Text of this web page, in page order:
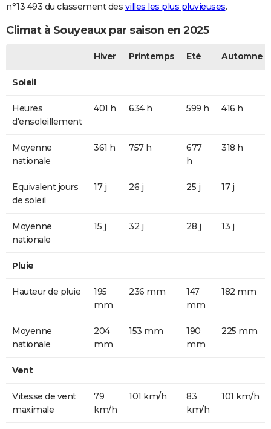
n°13 493 du classement des villes les plus pluvieuses.
Climat à Souyeaux par saison en 2025
Hiver Printemps Eté Automne
Soleil
Heures
d'ensoleillement
401 h 634 h 599 h 416 h
Moyenne
nationale
361 h 757 h
677
h
318 h
Equivalent jours
de soleil
17 j 26 j 25 j 17 j
Moyenne
nationale
15 j 32 j 28 j 13 j
Pluie
Hauteur de pluie
195
mm
236 mm
147
mm
182 mm
Moyenne
nationale
204
mm
153 mm
190
mm
225 mm
Vent
Vitesse de vent
maximale
79
km/h
101 km/h
83
km/h
101 km/h